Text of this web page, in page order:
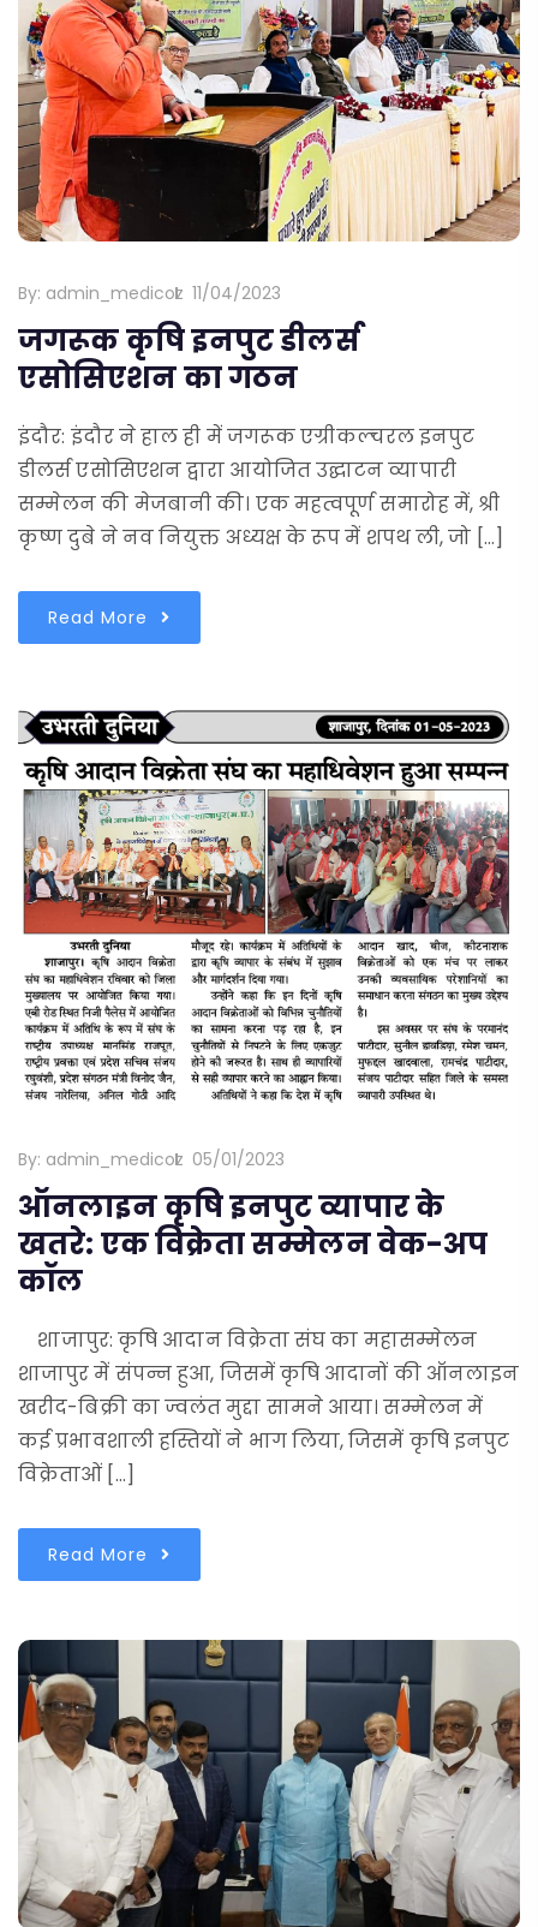
By: admin_medicoz 11/04/2023
जगरूक कृषि इनपुट डीलर्स
एसोसिएशन का गठन
इंदौर: इंदौर ने हाल ही में जगरूक एग्रीकल्चरल इनपुट
डीलर्स एसोसिएशन द्वारा आयोजित उद्घाटन व्यापारी
सम्मेलन की मेजबानी की। एक महत्वपूर्ण समारोह में, श्री
कृष्ण दुबे ने नव नियुक्त अध्यक्ष के रूप में शपथ ली, जो […]
Read More
By: admin_medicoz 05/01/2023
ऑनलाइन कृषि इनपुट व्यापार के
खतरे: एक विक्रेता सम्मेलन वेक-अप
कॉल
शाजापुर: कृषि आदान विक्रेता संघ का महासम्मेलन
शाजापुर में संपन्न हुआ, जिसमें कृषि आदानों की ऑनलाइन
खरीद-बिक्री का ज्वलंत मुद्दा सामने आया। सम्मेलन में
कई प्रभावशाली हस्तियों ने भाग लिया, जिसमें कृषि इनपुट
विक्रेताओं […]
Read More